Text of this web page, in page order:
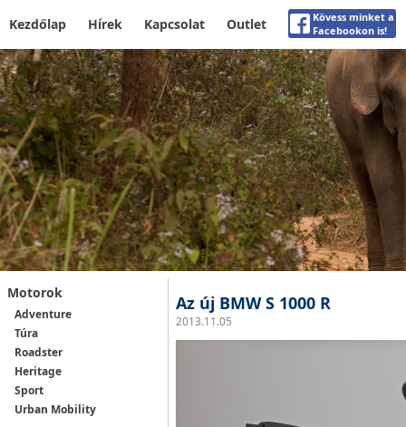
Kezdőlap Hírek Kapcsolat Outlet
Kövess minket a
Facebookon is!
Motorok
Adventure
Túra
Roadster
Heritage
Sport
Urban Mobility
Az új BMW S 1000 R
2013.11.05